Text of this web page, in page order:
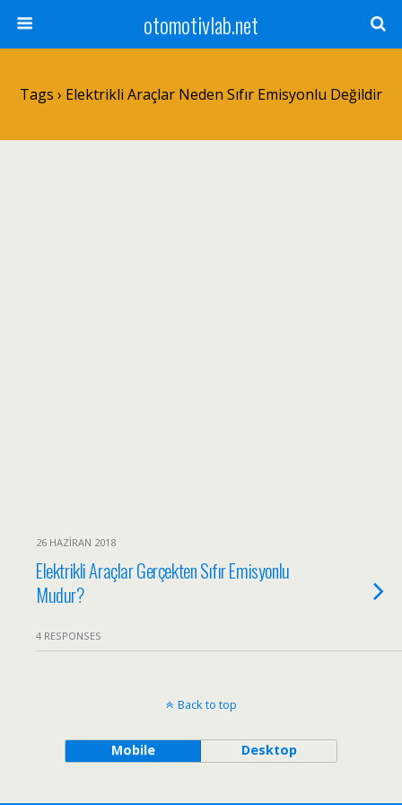
otomotivlab.net
Tags › Elektrikli Araçlar Neden Sıfır Emisyonlu Değildir
26 HAZIRAN 2018
Elektrikli Araçlar Gerçekten Sıfır Emisyonlu
Mudur?
4 RESPONSES
Back to top
Mobile Desktop